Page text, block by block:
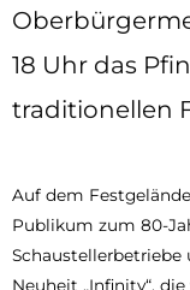
18 Uhr das
traditionellen
Auf dem
Publikum zum 80-
Schaustellerbetriebe
Neuheit „Infinity“,